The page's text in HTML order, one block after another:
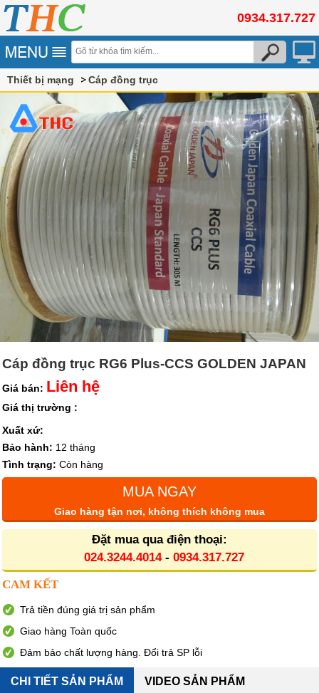
0934.317.727
Thiết bị mạng Cáp đồng trục
Cáp đồng trục RG6 Plus-CCS GOLDEN JAPAN
Giá bán: Liên hệ
Giá thị trường :
Xuất xứ:
Bảo hành: 12 tháng
Tình trạng: Còn hàng
MUA NGAY
Giao hàng tận nơi, không thích không mua
Đặt mua qua điện thoại:
024.3244.4014- 0934.317.727
CAM KẾT
Trả tiền đúng giá trị sản phẩm
Giao hàng Toàn quốc
Đảm bảo chất lượng hàng. Đổi trả SP lỗi
CHI TIẾT SẢN PHẨM VIDEO SẢN PHẨM